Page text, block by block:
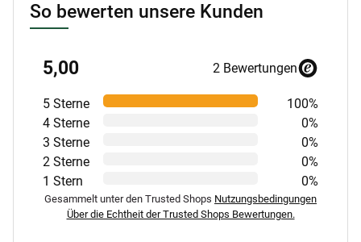
So bewerten unsere Kunden
5,00 2 Bewertungen
5 Sterne
100%
4 Sterne
0%
3 Sterne
0%
2 Sterne
0%
1 Stern
0%
Gesammelt unter den Trusted Shops Nutzungsbedingungen
Über die Echtheit der Trusted Shops Bewertungen.